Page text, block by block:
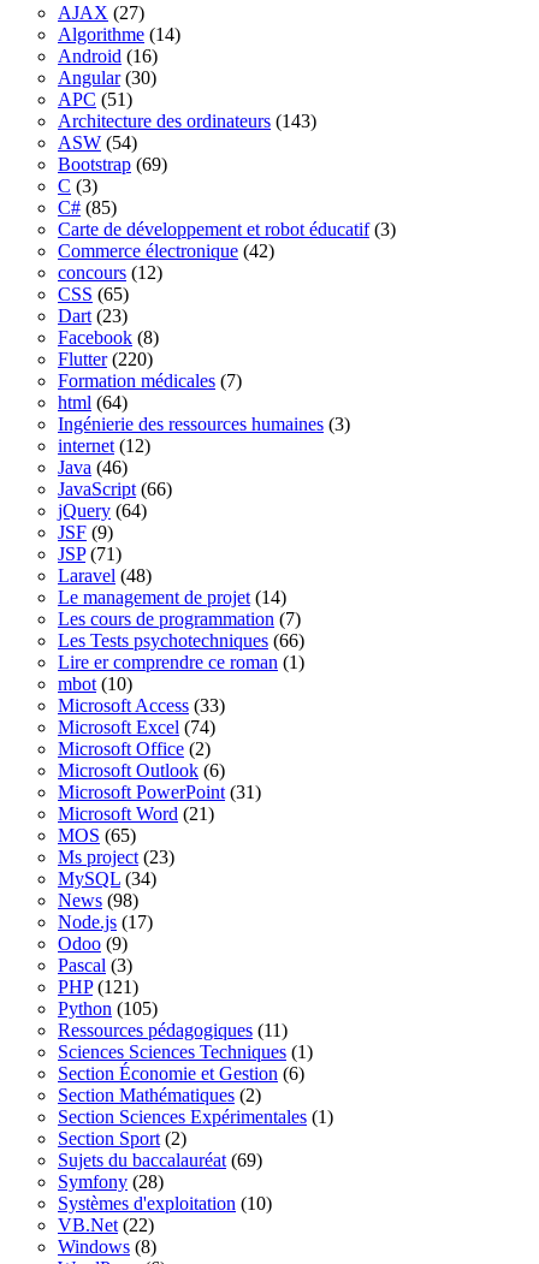
AJAX (27)
Algorithme (14)
Android (16)
Angular(30)
APC (51)
Architecture des ordinateurs (143)
ASW (54)
Bootstrap (69)
C (3)
C# (85)
Carte de développement et robot éducatif(3)
Commerce électronique (42)
concours (12)
CSS (65)
Dart (23)
Facebook (8)
Flutter(220)
Formation médicales (7)
html (64)
Ingénierie des ressources humaines (3)
internet (12)
Java (46)
JavaScript (66)
jQuery (64)
JSF (9)
JSP(71)
Laravel (48)
Le management de projet (14)
Les cours de programmation (7)
Les Tests psychotechniques (66)
Lire er comprendre ce roman (1)
mbot (10)
Microsoft Access (33)
Microsoft Excel (74)
Microsoft Office (2)
Microsoft Outlook (6)
Microsoft PowerPoint (31)
Microsoft Word (21)
MOS (65)
Ms project (23)
MySQL (34)
News (98)
Node.js (17)
Odoo (9)
Pascal (3)
PHP(121)
Python (105)
Ressources pédagogiques (11)
Sciences Sciences Techniques (1)
Section Économie et Gestion (6)
Section Mathématiques (2)
Section Sciences Expérimentales (1)
Section Sport (2)
Sujets du baccalauréat (69)
Symfony (28)
Systèmes d'exploitation (10)
VB.Net (22)
Windows (8)